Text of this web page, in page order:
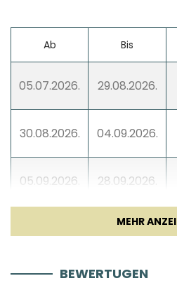
Kaffeemaschine
Hochstuhl
Rührgerät
Herdplatte
Ab Bis
05.07.2026. 29.08.2026.
30.08.2026. 04.09.2026.
05.09.2026. 28.09.2026.
10.01.2027.
***Zusätzliche
BEWERTUGEN